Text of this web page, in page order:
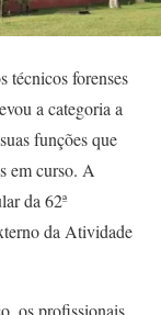
técnicos forenses
a categoria a
funções que
em curso. A
da 62ª
da Atividade
os profissionais